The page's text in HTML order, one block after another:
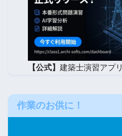
【公式】 建築士演習アプリ
作業のお供に！